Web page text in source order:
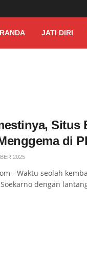
JATI DIRI
Situs
di
2025
- Waktu seolah
dengan